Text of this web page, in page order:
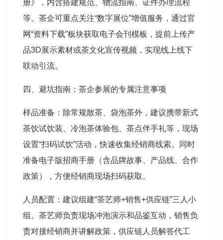
册》，内含搭建规范、物流指南、证件办理流程
等。茶企可重点关注“数字展位”增值服务，通过官
网“资料下载”板块获取电子会刊模板，提前上传产
品3D展示素材或茶文化宣传视频，实现线上线下
联动引流。
四、避坑指南：茶企参展的专属注意事项
样品准备：除常规散茶、袋泡茶外，建议携带新式
茶饮试饮装、冷泡茶体验包、茶点伴手礼等，现场
设置“扫码试饮”活动，快速收集经销商线索。同时
准备电子版招商手册（含品牌故事、产品线、合作
政策），方便经销商现场扫码获取。
人员配置：建议组建“茶艺师+销售+供应链”三人小
组。茶艺师负责现场冲泡演示和品鉴互动，销售负
责对接经销商并讲解政策，供应链人员解答代工